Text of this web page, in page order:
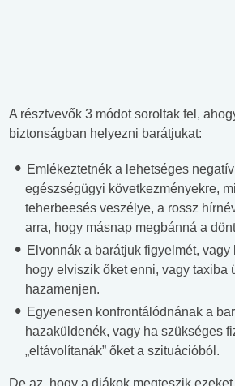
A résztvevők 3 módot soroltak fel,
biztonságban helyezni barátjukat:
Emlékeztetnék a lehetséges
egészségügyi következményekre,
teherbeesés veszélye, a rossz
arra, hogy másnap megbánná a
Elvonnák a barátjuk figyelmét,
hogy elviszik őket enni, vagy taxiba
hazamenjen.
Egyenesen konfrontálódnának a
hazaküldenék, vagy ha szükséges
„eltávolítanák” őket a szituációból.